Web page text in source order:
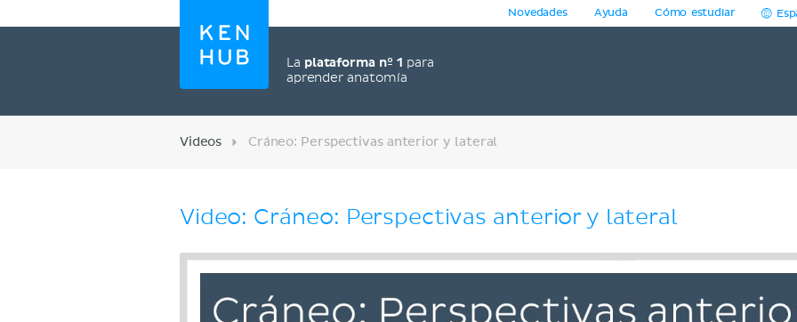
La plataforma nº 1 para
aprender anatomía
Novedades Ayuda Cómo estudiar
Videos Cráneo: Perspectivas anterior y lateral
Video: Cráneo: Perspectivas anterior y lateral